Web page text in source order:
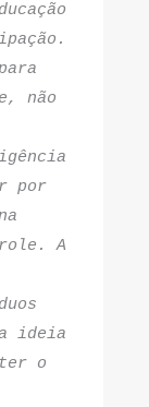
não
por
A
ideia
o